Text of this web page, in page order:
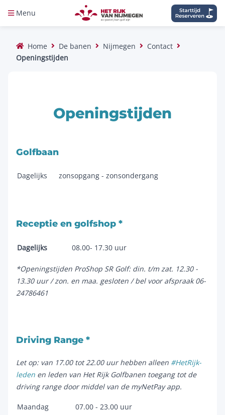
Menu
Home De banen Nijmegen
Contact
Openingstijden
Openingstijden
Golfbaan
Dagelijks zonsopgang - zonsondergang
Receptie en golfshop *
Dagelijks 08.00- 17.30 uur
*Openingstijden ProShop SR Golf: din. t/m zat. 12.30 -
13.30 uur / zon. en maa. gesloten / bel voor afspraak 06-
24786461
Driving Range *
Let op: van 17.00 tot 22.00 uur hebben alleen #HetRijk-
leden en leden van Het Rijk Golfbanen toegang tot de
driving range door middel van de myNetPay app.
Maandag
07.00 - 23.00 uur